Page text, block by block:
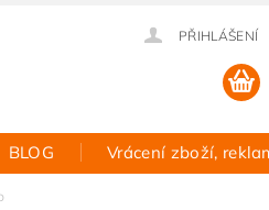
PŘIHLÁŠENÍ
BLOG Vrácení zboží,